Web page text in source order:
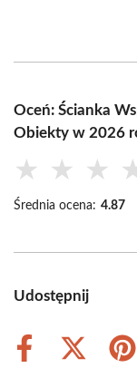
Oceń: Ścianka
Obiekty w 2026
★ ★ ★
Średnia ocena: 4.87
Udostępnij
Share
Share